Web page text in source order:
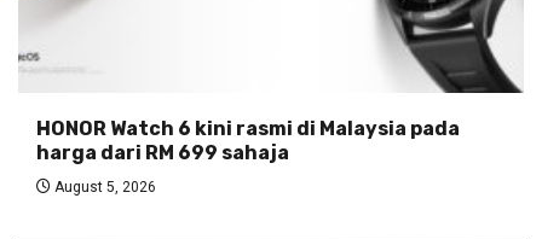
HONOR Watch 6 kini rasmi di Malaysia pada
harga dari RM 699 sahaja
August 5, 2026